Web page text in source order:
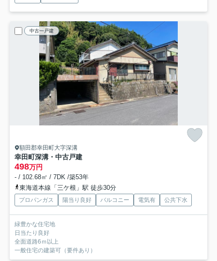
中古一戸建
額田郡幸田町大字深溝
幸田町深溝・中古戸建
498万円
- / 102.68㎡ / 7DK /築53年
東海道本線「三ケ根」駅 徒歩30分
プロパンガス 陽当り良好 バルコニー 電気有 公共下水
緑豊かな住宅地
日当たり良好
全面道路6ｍ以上
一般住宅の建築可（要件あり）